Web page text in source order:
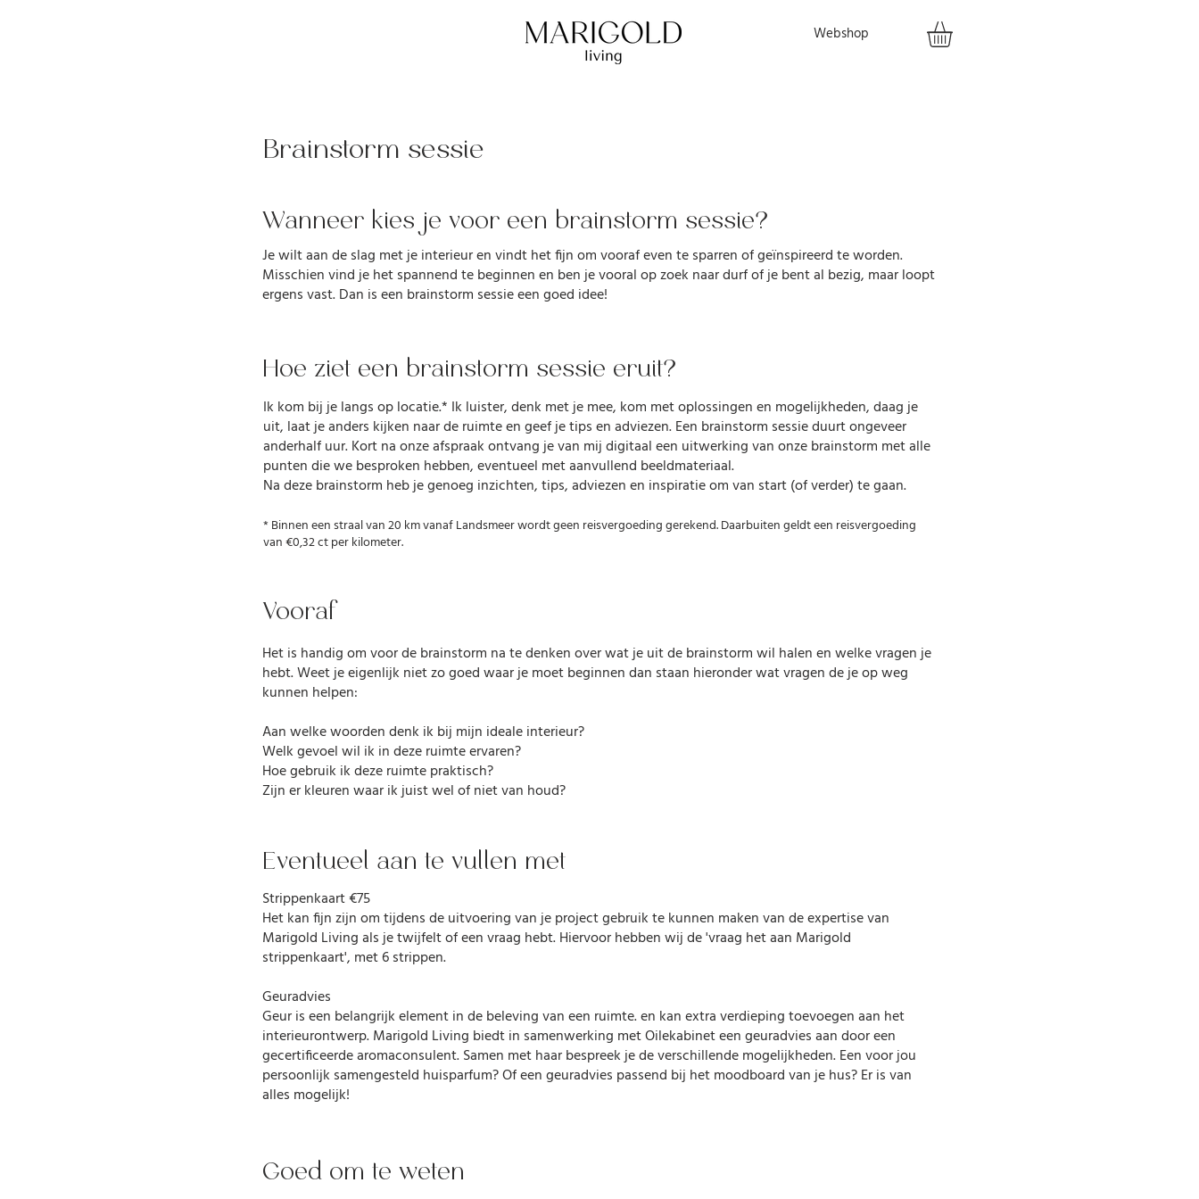
Webshop
Brainstorm sessie
Wanneer kies je voor een brainstorm sessie?
Je wilt aan de slag met je interieur en vindt het fijn om vooraf even te sparren of geïnspireerd te worden.
Misschien vind je het spannend te beginnen en ben je vooral op zoek naar durf of je bent al bezig, maar loopt
ergens vast. Dan is een brainstorm sessie een goed idee!
Hoe ziet een brainstorm sessie eruit?
Ik kom bij je langs op locatie.* Ik luister, denk met je mee, kom met oplossingen en mogelijkheden, daag je
uit, laat je anders kijken naar de ruimte en geef je tips en adviezen. Een brainstorm sessie duurt ongeveer
anderhalf uur. Kort na onze afspraak ontvang je van mij digitaal een uitwerking van onze brainstorm met alle
punten die we besproken hebben, eventueel met aanvullend beeldmateriaal.
Na deze brainstorm heb je genoeg inzichten, tips, adviezen en inspiratie om van start (of verder) te gaan.
* Binnen een straal van 20 km vanaf Landsmeer wordt geen reisvergoeding gerekend. Daarbuiten geldt een reisvergoeding
van €0,32 ct per kilometer.
Vooraf
Het is handig om voor de brainstorm na te denken over wat je uit de brainstorm wil halen en welke vragen je
hebt. Weet je eigenlijk niet zo goed waar je moet beginnen dan staan hieronder wat vragen de je op weg
kunnen helpen:
Aan welke woorden denk ik bij mijn ideale interieur?
Welk gevoel wil ik in deze ruimte ervaren?
Hoe gebruik ik deze ruimte praktisch?
Zijn er kleuren waar ik juist wel of niet van houd?
Eventueel aan te vullen met
Strippenkaart €75
Het kan fijn zijn om tijdens de uitvoering van je project gebruik te kunnen maken van de expertise van
Marigold Living als je twijfelt of een vraag hebt. Hiervoor hebben wij de 'vraag het aan Marigold
strippenkaart', met 6 strippen.
Geuradvies
Geur is een belangrijk element in de beleving van een ruimte. en kan extra verdieping toevoegen aan het
interieurontwerp. Marigold Living biedt in samenwerking met Oilekabinet een geuradvies aan door een
gecertificeerde aromaconsulent. Samen met haar bespreek je de verschillende mogelijkheden. Een voor jou
persoonlijk samengesteld huisparfum? Of een geuradvies passend bij het moodboard van je hus? Er is van
alles mogelijk!
Goed om te weten